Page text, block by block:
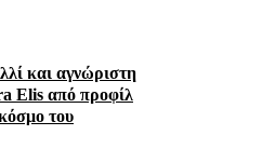
και αγνώριστη
Elis από προφίλ
του